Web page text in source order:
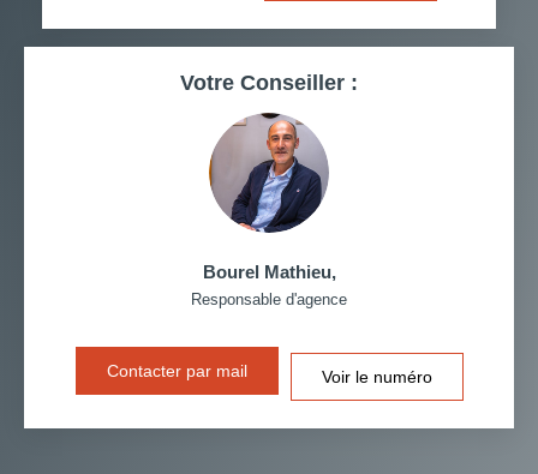
Votre Conseiller :
Bourel Mathieu,
Responsable d'agence
Contacter par mail Voir le numéro